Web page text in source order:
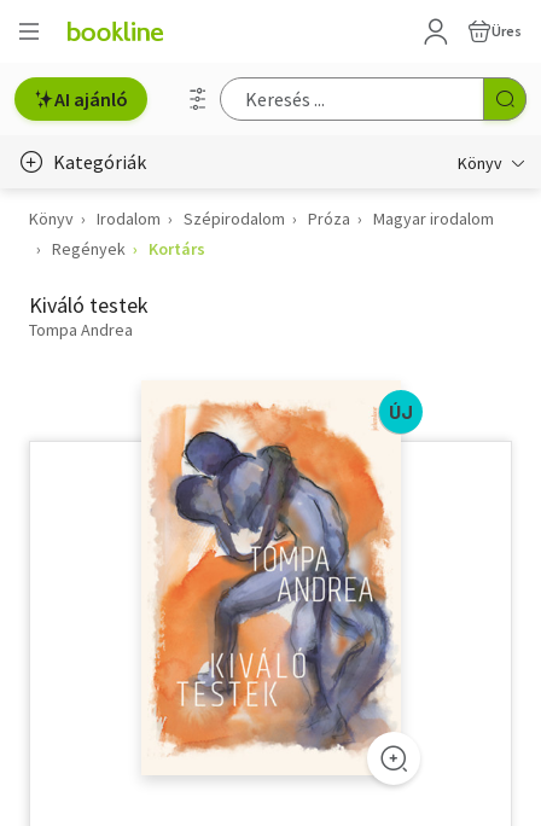
Üres
AI ajánló
Kategóriák Könyv
Életmód, egészség
Gyermek- és ifjúsági
Szótár, nyelvkönyv
Tankönyv, segédkönyv
Társadalomtudomány
Természettudomány
Könyv Irodalom Szépirodalom Próza
Magyar irodalom
Regények
Kortárs
Kiváló testek
Tompa Andrea
ÚJ